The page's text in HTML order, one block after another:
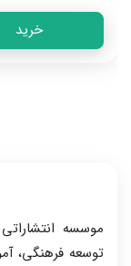
خرید
موسسه
توسعه فرهنگی،